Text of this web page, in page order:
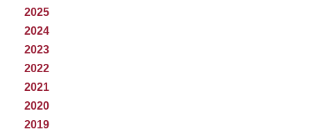
2025
2024
2023
2022
2021
2020
2019